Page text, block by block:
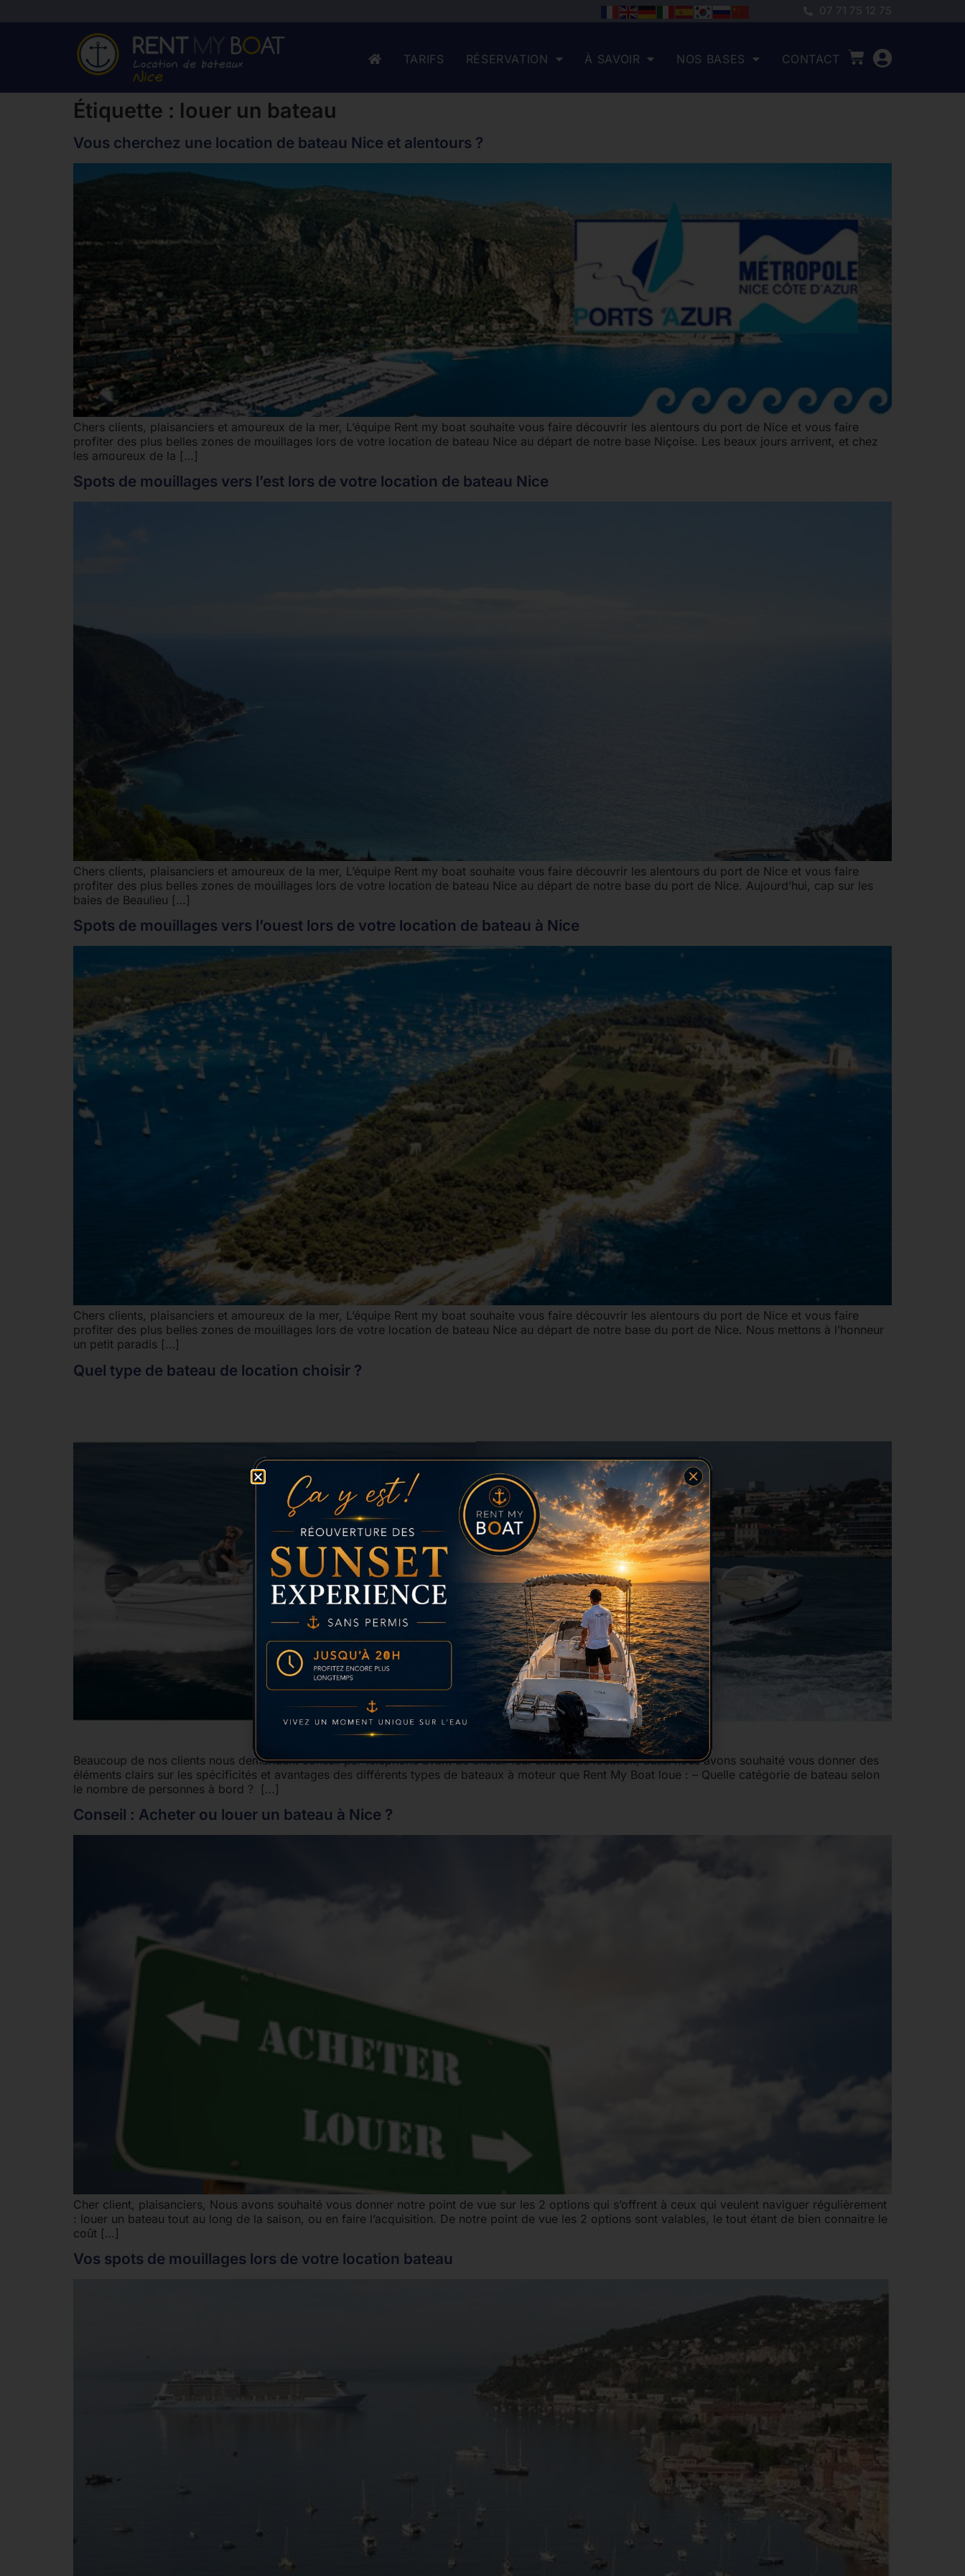
07 71 75 12 75
TARIFS RÉSERVATION À SAVOIR NOS BASES CONTACT
Étiquette : louer un bateau
Vous cherchez une location de bateau Nice et alentours ?
Chers clients, plaisanciers et amoureux de la mer, L’équipe Rent my boat souhaite vous faire découvrir les alentours du port de Nice et vous faire
profiter des plus belles zones de mouillages lors de votre location de bateau Nice au départ de notre base Niçoise. Les beaux jours arrivent, et chez
les amoureux de la […]
Spots de mouillages vers l’est lors de votre location de bateau Nice
Chers clients, plaisanciers et amoureux de la mer, L’équipe Rent my boat souhaite vous faire découvrir les alentours du port de Nice et vous faire
profiter des plus belles zones de mouillages lors de votre location de bateau Nice au départ de notre base du port de Nice. Aujourd’hui, cap sur les
baies de Beaulieu […]
Spots de mouillages vers l’ouest lors de votre location de bateau à Nice
Chers clients, plaisanciers et amoureux de la mer, L’équipe Rent my boat souhaite vous faire découvrir les alentours du port de Nice et vous faire
profiter des plus belles zones de mouillages lors de votre location de bateau Nice au départ de notre base du port de Nice. Nous mettons à l’honneur
un petit paradis […]
Quel type de bateau de location choisir ?
Beaucoup de nos clients nous demandent conseil par téléphone avant de choisir leur bateau de location, aussi nous avons souhaité vous donner des
éléments clairs sur les spécificités et avantages des différents types de bateaux à moteur que Rent My Boat loue : – Quelle catégorie de bateau selon
le nombre de personnes à bord ? […]
Conseil : Acheter ou louer un bateau à Nice ?
Cher client, plaisanciers, Nous avons souhaité vous donner notre point de vue sur les 2 options qui s’offrent à ceux qui veulent naviguer régulièrement
: louer un bateau tout au long de la saison, ou en faire l’acquisition. De notre point de vue les 2 options sont valables, le tout étant de bien connaitre le
coût […]
Vos spots de mouillages lors de votre location bateau